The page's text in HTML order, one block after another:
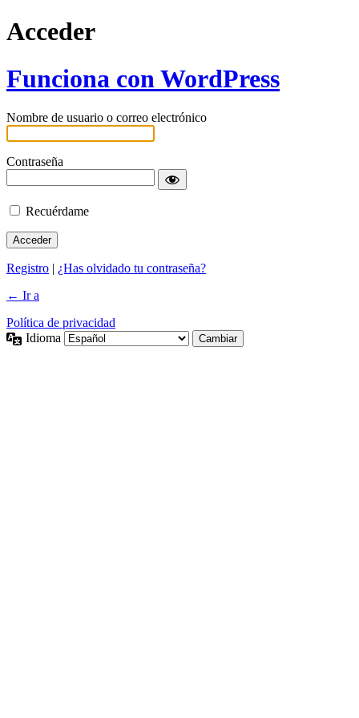
Acceder
Funciona con WordPress
Nombre de usuario o correo electrónico
Contraseña
Recuérdame
Registro | ¿Has olvidado tu contraseña?
← Ir a
Política de privacidad
Idioma